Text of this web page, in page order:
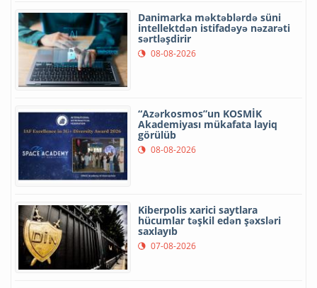
Danimarka məktəblərdə süni
intellektdən istifadəyə nəzarəti
sərtləşdirir
08-08-2026
“Azərkosmos”un KOSMİK
Akademiyası mükafata layiq
görülüb
08-08-2026
Kiberpolis xarici saytlara
hücumlar təşkil edən şəxsləri
saxlayıb
07-08-2026